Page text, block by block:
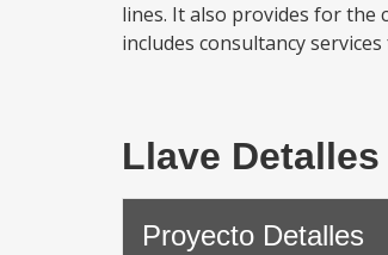
lines. It also provides for the
includes consultancy
Llave Detalles
Proyecto Detalles